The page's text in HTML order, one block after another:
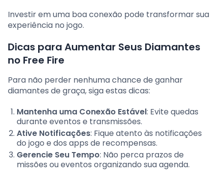
Investir em uma boa conexão pode transformar sua
experiência no jogo.
Dicas para Aumentar Seus Diamantes
no Free Fire
Para não perder nenhuma chance de ganhar
diamantes de graça, siga estas dicas:
Mantenha uma Conexão Estável: Evite quedas
durante eventos e transmissões.
Ative Notificações: Fique atento às notificações
do jogo e dos apps de recompensas.
Gerencie Seu Tempo: Não perca prazos de
missões ou eventos organizando sua agenda.